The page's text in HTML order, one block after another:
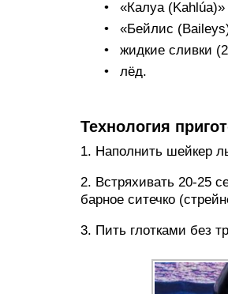
«Калуа
«Бейлис
жидкие сливки
лёд.
Технология
1. Наполнить шейкер
2. Встряхивать 20-25
барное ситечко
3. Пить глотками без